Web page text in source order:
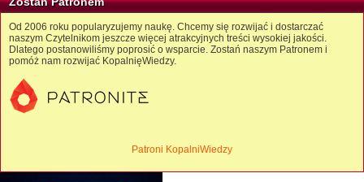
Od 2006 roku popularyzujemy naukę. Chcemy się rozwijać i dostarczać
naszym Czytelnikom jeszcze więcej atrakcyjnych treści wysokiej jakości.
Dlatego postanowiliśmy poprosić o wsparcie. Zostań naszym Patronem i
pomóż nam rozwijać KopalnięWiedzy.
Patroni KopalniWiedzy